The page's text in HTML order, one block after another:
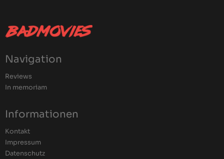
Navigation
Reviews
In memoriam
Informationen
Kontakt
Impressum
Datenschutz